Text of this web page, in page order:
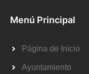
Menú Principal
Página de Inicio
Ayuntamiento